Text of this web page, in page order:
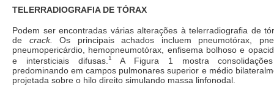
TELERRADIOGRAFIA DE TÓRAX
Podem ser encontradas várias alterações à telerradiografia de
de crack. Os principais achados incluem pneumotórax,
pneumopericárdio, hemopneumotórax, enfisema bolhoso e
e intersticiais difusas. 1
A Figura 1 mostra consolidações
predominando em campos pulmonares superior e médio
projetada sobre o hilo direito simulando massa linfonodal.